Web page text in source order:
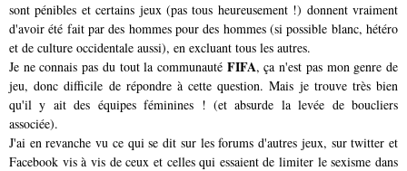
sont pénibles et certains jeux (pas tous heureusement !) donnent vraiment
d'avoir été fait par des hommes pour des hommes (si possible blanc, hétéro
et de culture occidentale aussi), en excluant tous les autres.
Je ne connais pas du tout la communauté FIFA, ça n'est pas mon genre de
jeu, donc difficile de répondre à cette question. Mais je trouve très bien
qu'il y ait des équipes féminines ! (et absurde la levée de boucliers
associée).
J'ai en revanche vu ce qui se dit sur les forums d'autres jeux, sur twitter et
Facebook vis à vis de ceux et celles qui essaient de limiter le sexisme dans